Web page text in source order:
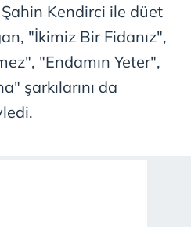
Kendirci ile düet
"İkimiz Bir Fidanız",
"Endamın Yeter",
şarkılarını da